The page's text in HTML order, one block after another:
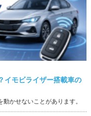
イモビライザー搭載車の
かせないことがあります。